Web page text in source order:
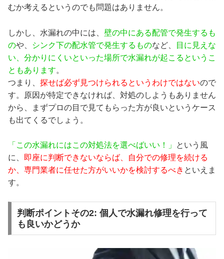
むか考えるというのでも問題はありません。
しかし、水漏れの中には、 壁の中にある配管で発生するも
のや、 シンク下の配水管で発生するものなど、
目に見えな
い、分かりにくいといった場所で水漏れが起こるというこ
ともあります。
つまり、 探せば必ず見つけられるというわけではないので
す。原因が特定できなければ、対処のしようもありません
から、まずプロの目で見てもらった方が良いというケース
も出てくるでしょう。
「この水漏れにはこの対処法を選べばいい！」
という風
に、
即座に判断できないならば、自分での修理を続ける
か、専門業者に任せた方がいいかを検討するべき といえま
す。
判断ポイントその2: 個人で水漏れ修理を行って
も良いかどうか